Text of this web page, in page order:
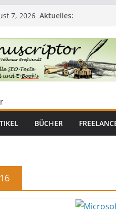
7, 2026 Aktuelles:
BÜCHER